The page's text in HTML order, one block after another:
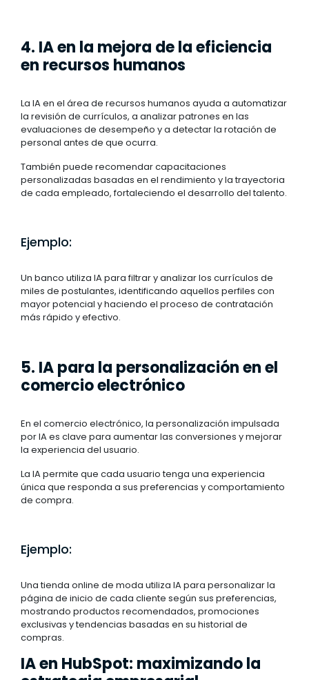
4. IA en la mejora de la eficiencia
en recursos humanos
La IA en el área de recursos humanos ayuda a automatizar
la revisión de currículos, a analizar patrones en las
evaluaciones de desempeño y a detectar la rotación de
personal antes de que ocurra.
También puede recomendar capacitaciones
personalizadas basadas en el rendimiento y la trayectoria
de cada empleado, fortaleciendo el desarrollo del talento.
Ejemplo:
Un banco utiliza IA para filtrar y analizar los currículos de
miles de postulantes, identificando aquellos perfiles con
mayor potencial y haciendo el proceso de contratación
más rápido y efectivo.
5. IA para la personalización en el
comercio electrónico
En el comercio electrónico, la personalización impulsada
por IA es clave para aumentar las conversiones y mejorar
la experiencia del usuario.
La IA permite que cada usuario tenga una experiencia
única que responda a sus preferencias y comportamiento
de compra.
Ejemplo:
Una tienda online de moda utiliza IA para personalizar la
página de inicio de cada cliente según sus preferencias,
mostrando productos recomendados, promociones
exclusivas y tendencias basadas en su historial de
compras.
IA en HubSpot: maximizando la